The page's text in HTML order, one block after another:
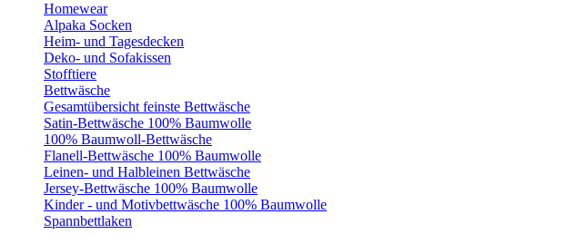
Homewear
Alpaka Socken
Heim- und Tagesdecken
Deko- und Sofakissen
Stofftiere
Bettwäsche
Gesamtübersicht feinste Bettwäsche
Satin-Bettwäsche 100% Baumwolle
100% Baumwoll-Bettwäsche
Flanell-Bettwäsche 100% Baumwolle
Leinen- und Halbleinen Bettwäsche
Jersey-Bettwäsche 100% Baumwolle
Kinder - und Motivbettwäsche 100% Baumwolle
Spannbettlaken